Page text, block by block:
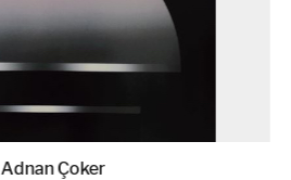
Adnan Çoker